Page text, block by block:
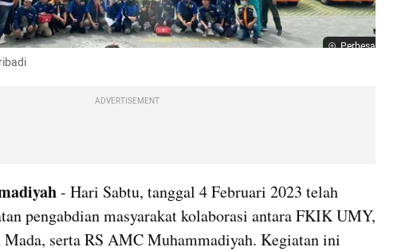
Perbesar
ADVERTISEMENT
- Hari Sabtu, tanggal 4 Februari 2023 telah
pengabdian masyarakat kolaborasi antara FKIK UMY,
serta RS AMC Muhammadiyah. Kegiatan ini